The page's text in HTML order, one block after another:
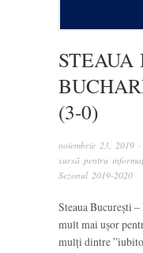
STEAUA
(3-0)
noiembrie 23, 2019
sursă pentru
Sezonul 2019-2020
Steaua București
mult mai ușor
mulți dintre